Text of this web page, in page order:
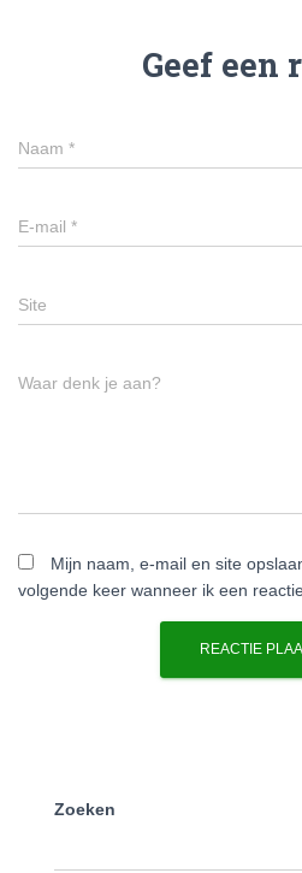
Geef een
Naam *
E-mail *
Site
Waar denk je aan?
Mijn naam, e-mail en site
volgende keer wanneer ik een
Zoeken